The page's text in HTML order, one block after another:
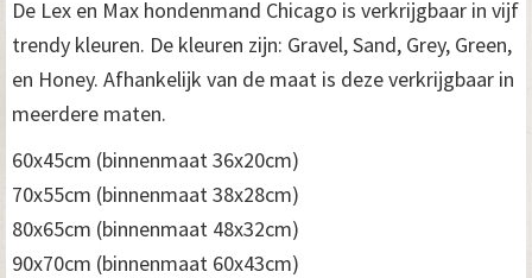
De Lex en Max hondenmand Chicago is verkrijgbaar in vijf
trendy kleuren. De kleuren zijn: Gravel, Sand, Grey, Green,
en Honey. Afhankelijk van de maat is deze verkrijgbaar in
meerdere maten.
60x45cm (binnenmaat 36x20cm)
70x55cm (binnenmaat 38x28cm)
80x65cm (binnenmaat 48x32cm)
90x70cm (binnenmaat 60x43cm)